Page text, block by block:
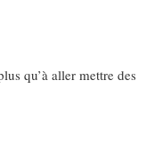
qu’à aller mettre des